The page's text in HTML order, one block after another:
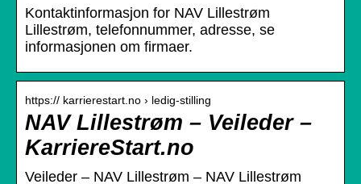
Kontaktinformasjon for NAV Lillestrøm
Lillestrøm, telefonnummer, adresse, se
informasjonen om firmaer.
https:// karrierestart.no › ledig-stilling
NAV Lillestrøm – Veileder –
KarriereStart.no
Veileder – NAV Lillestrøm – NAV Lillestrøm